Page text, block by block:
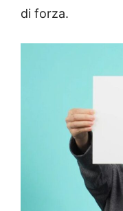
di forza.